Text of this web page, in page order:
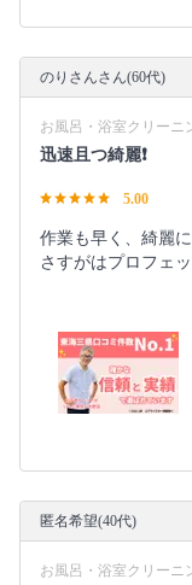
のりさんさん(60代)
お風呂・浴室クリーニ
迅速且つ綺麗❗️
5.00
作業も早く、綺麗
さすがはプロフェッ
匿名希望(40代)
お風呂・浴室クリーニ